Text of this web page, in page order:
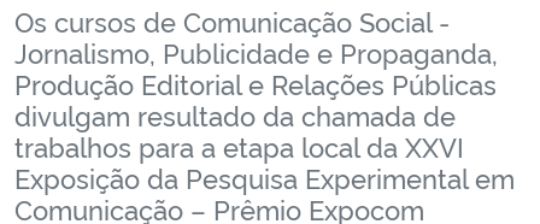
Ministério da Agricultura, Pecuária e Abastecimento
Ministério da Educação
Ministério da Cidadania
Ministério da Saúde
Os cursos de Comunicação Social -
Jornalismo, Publicidade e Propaganda,
Produção Editorial e Relações Públicas
divulgam resultado da chamada de
trabalhos para a etapa local da XXVI
Exposição da Pesquisa Experimental em
Comunicação – Prêmio Expocom